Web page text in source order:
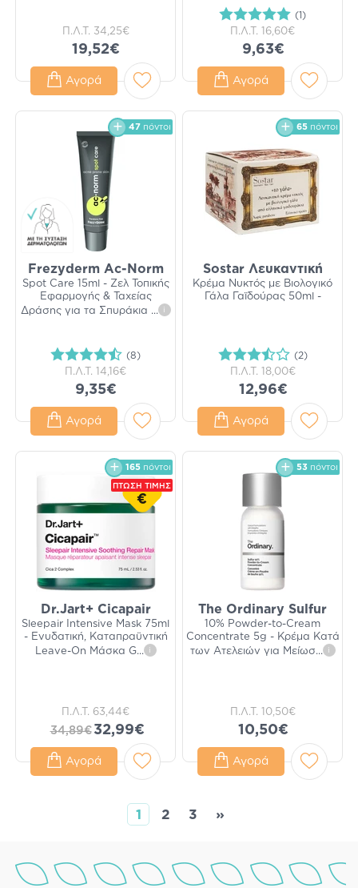
Π.Λ.Τ. 34,25€
19,52€
Αγορά
(1)
Π.Λ.Τ. 16,60€
9,63€
Αγορά
47 πόντοι
Frezyderm Ac-Norm
Spot Care 15ml - Ζελ Τοπικής
Εφαρμογής & Ταχείας
Δράσης για τα Σπυράκια ... i
(8)
Π.Λ.Τ. 14,16€
9,35€
Αγορά
65 πόντοι
Sostar Λευκαντική
Κρέμα Νυκτός με Βιολογικό
Γάλα Γαϊδούρας 50ml -
(2)
Π.Λ.Τ. 18,00€
12,96€
Αγορά
165 πόντοι
ΠΤΩΣΗ ΤΙΜΗΣ
€
Dr.Jart+ Cicapair
Sleepair Intensive Mask 75ml
- Ενυδατική, Καταπραϋντική
Leave-On Μάσκα G... i
Π.Λ.Τ. 63,44€
34,89€ 32,99€
Αγορά
53 πόντοι
The Ordinary Sulfur
10% Powder-to-Cream
Concentrate 5g - Κρέμα Κατά
των Ατελειών για Μείωσ... i
Π.Λ.Τ. 10,50€
10,50€
Αγορά
1 2 3 »